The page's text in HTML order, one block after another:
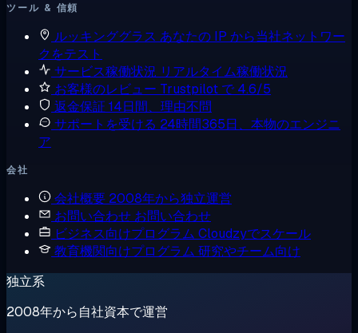
ツール & 信頼
ルッキンググラス あなたの IP から当社ネットワー
クをテスト
サービス稼働状況 リアルタイム稼働状況
お客様のレビュー Trustpilot で 4.6/5
返金保証 14日間、理由不問
サポートを受ける 24時間365日、本物のエンジニ
ア
会社
会社概要 2008年から独立運営
お問い合わせ お問い合わせ
ビジネス向けプログラム Cloudzyでスケール
教育機関向けプログラム 研究やチーム向け
独立系
2008年から自社資本で運営